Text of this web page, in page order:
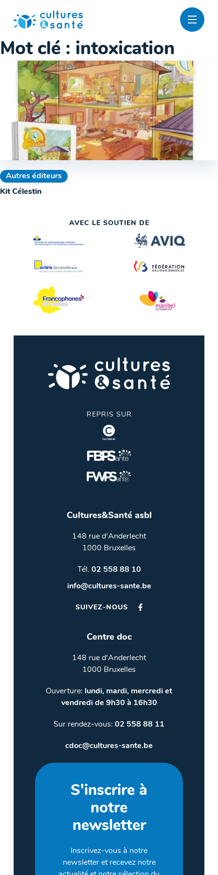
contenu
Mot clé : intoxication
Autres éditeurs
Kit Célestin
AVEC LE SOUTIEN DE
REPRIS SUR
Cultures&Santé asbl
148 rue d'Anderlecht
1000 Bruxelles
Tél. 02 558 88 10
info@cultures-sante.be
SUIVEZ-NOUS
Centre doc
148 rue d'Anderlecht
1000 Bruxelles
Ouverture: lundi, mardi, mercredi et
vendredi de 9h30 à 16h30
Sur rendez-vous: 02 558 88 11
cdoc@cultures-sante.be
S'inscrire à
notre
newsletter
Inscrivez-vous à notre
newsletter et recevez notre